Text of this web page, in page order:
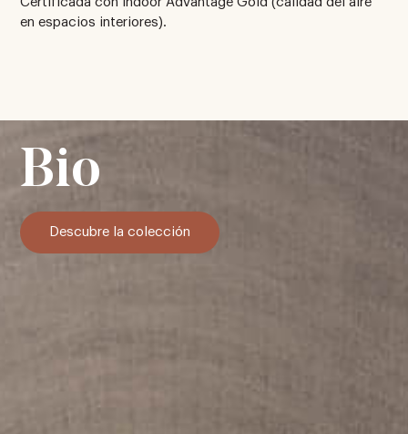
en espacios interiores).
Bio
Descubre la colección